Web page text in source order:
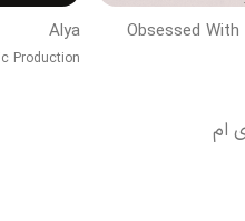
Obsessed With
Alya
Production
ام